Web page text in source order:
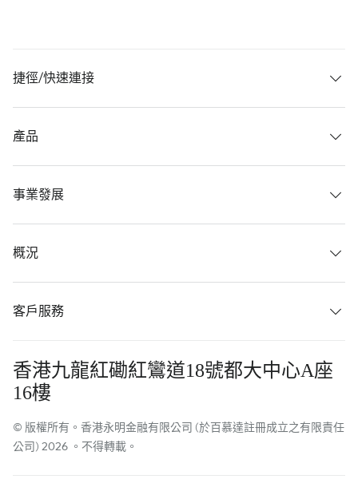
捷徑/快速連接
產品
事業發展
概況
客戶服務
香港九龍紅磡紅鸞道18號都大中心A座
16樓
© 版權所有。香港永明金融有限公司 (於百慕達註冊成立之有限責任
公司) 2026 。不得轉載。